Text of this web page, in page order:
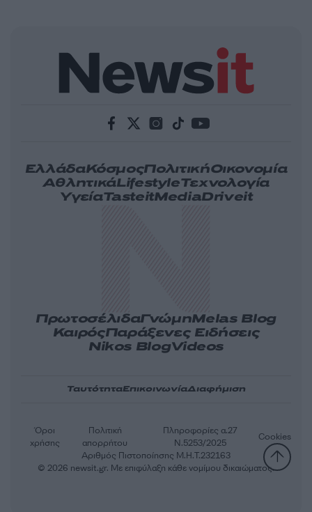
ΕλλάδαΚόσμοςΠολιτικήΟικονομία
ΑθλητικάLifestyleΤεχνολογία
ΥγείαTasteitMediaDriveit
ΠρωτοσέλιδαΓνώμηMelas Blog
ΚαιρόςΠαράξενες Ειδήσεις
Nikos BlogVideos
ΤαυτότηταΕπικοινωνίαΔιαφήμιση
Αριθμός Πιστοποίησης Μ.Η.Τ.232163
Όροι
χρήσης
Πολιτική
απορρήτου
Πληροφορίες α.27
Ν.5253/2025
Cookies
© 2026 newsit.gr. Με επιφύλαξη κάθε νομίμου δικαιώματος.